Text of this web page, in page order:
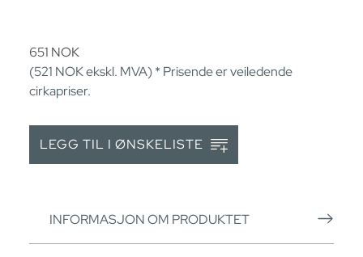
651 NOK
(521 NOKekskl. MVA) * Prisende er veiledende
cirkapriser.
LEGG TIL I ØNSKELISTE
INFORMASJON OM PRODUKTET